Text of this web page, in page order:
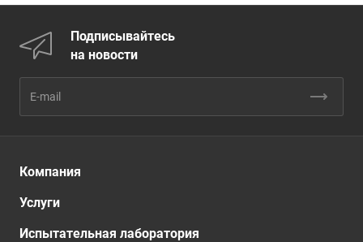
Подписывайтесь
на новости
Компания
Услуги
Испытательная лаборатория